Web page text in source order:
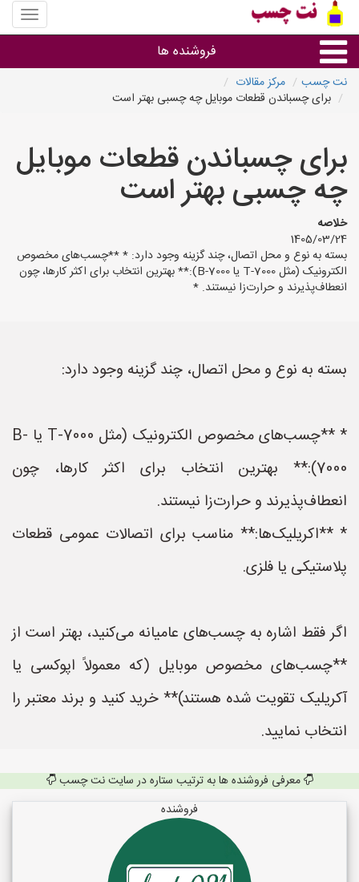
منوی
سایت
چسب
فروشنده ها
گروه ها
استان ها
نت چسب
مرکز مقالات
برای چسباندن قطعات موبایل چه چسبی بهتر است
برای چسباندن قطعات موبایل
چه چسبی بهتر است
خلاصه
1405/03/24
بسته به نوع و محل اتصال، چند گزینه وجود دارد: * **چسب‌های مخصوص
الکترونیک (مثل T-7000 یا B-7000):** بهترین انتخاب برای اکثر کارها، چون
انعطاف‌پذیرند و حرارت‌زا نیستند. *
بسته به نوع و محل اتصال، چند گزینه وجود دارد:
* **چسب‌های مخصوص الکترونیک (مثل T-7000 یا B-
7000):** بهترین انتخاب برای اکثر کارها، چون
انعطاف‌پذیرند و حرارت‌زا نیستند.
* **اکریلیک‌ها:** مناسب برای اتصالات عمومی قطعات
پلاستیکی یا فلزی.
اگر فقط اشاره به چسب‌های عامیانه می‌کنید، بهتر است از
**چسب‌های مخصوص موبایل (که معمولاً اپوکسی یا
آکریلیک تقویت شده هستند)** خرید کنید و برند معتبر را
انتخاب نمایید.
معرفی فروشنده ها به ترتیب ستاره در سایت نت چسب
فروشنده